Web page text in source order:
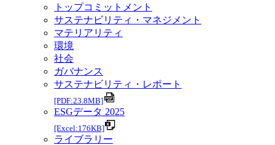
トップコミットメント
サステナビリティ・マネジメント
マテリアリティ
環境
社会
ガバナンス
サステナビリティ・レポート
[PDF:23.8MB]
ESGデータ 2025
[Excel:176KB]
ライブラリー